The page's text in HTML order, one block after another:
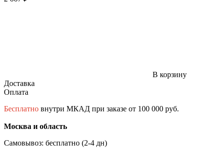
В корзину
Доставка
Оплата
Бесплатно внутри МКАД при заказе от 100 000 руб.
Москва и область
Самовывоз: бесплатно (2-4 дн)